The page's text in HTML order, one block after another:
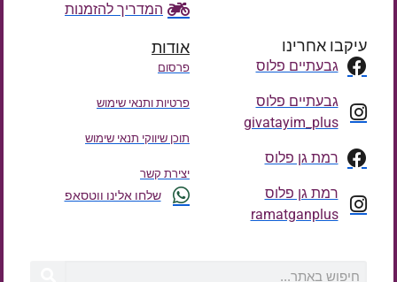
המדריך להזמנות
עיקבו אחרינו
גבעתיים פלוס
גבעתיים פלוס
givatayim_plus
רמת גן פלוס
רמת גן פלוס
ramatganplus
אודות
פרסום
פרטיות ותנאי שימוש
תוכן שיווקי תנאי שימוש
יצירת קשר
שלחו אלינו ווטסאפ